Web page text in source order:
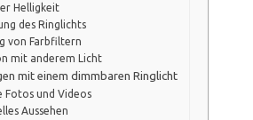
Helligkeit
des Ringlichts
von Farbfiltern
mit anderem Licht
mit einem dimmbaren Ringlicht
Fotos und Videos
Aussehen